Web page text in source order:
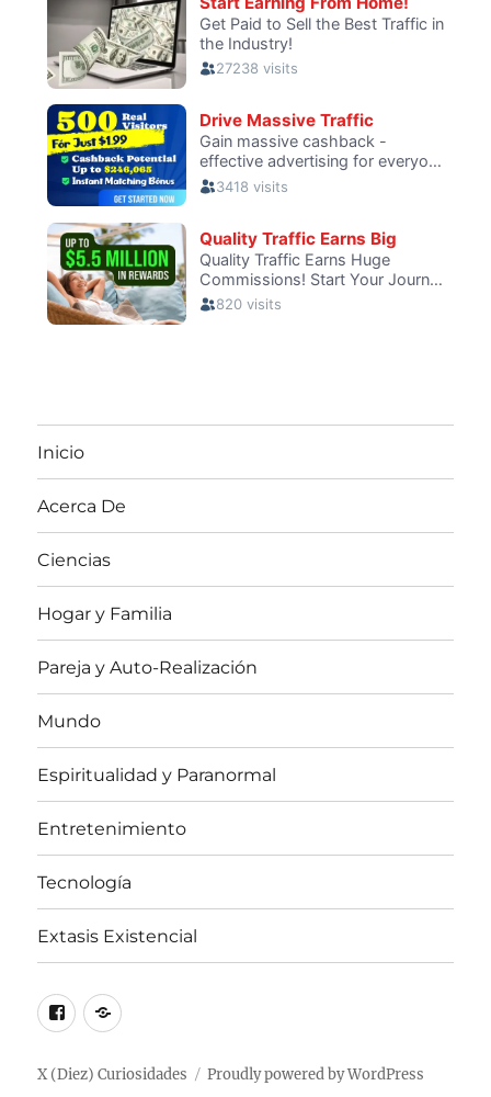
Inicio
Acerca De
Ciencias
Hogar y Familia
Pareja y Auto-Realización
Mundo
Espiritualidad y Paranormal
Entretenimiento
Tecnología
Extasis Existencial
Facebook
X
Twitter
X (Diez) Curiosidades Proudly powered by WordPress